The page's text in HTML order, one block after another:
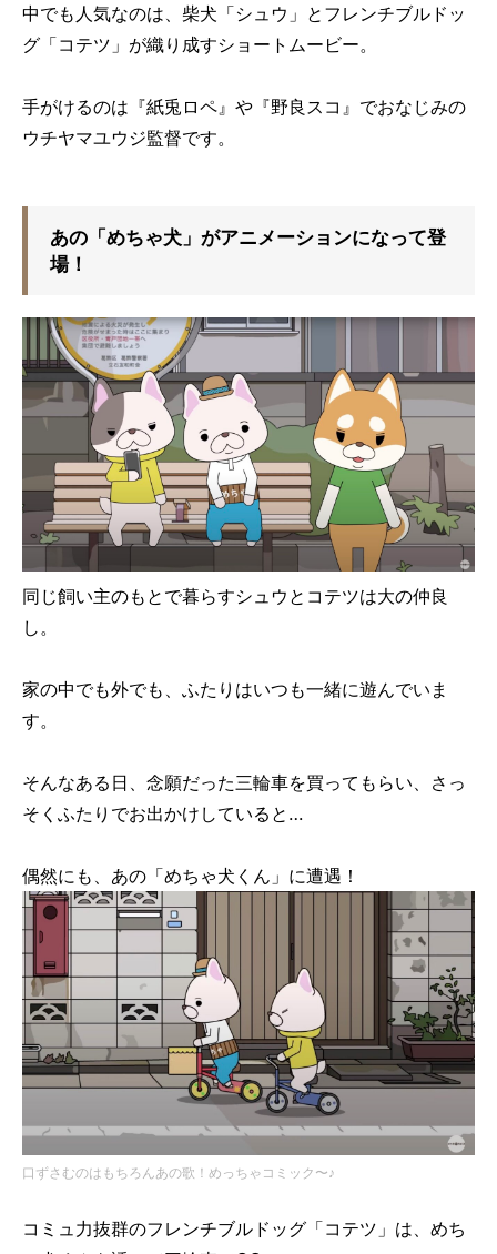
中でも人気なのは、柴犬「シュウ」とフレンチブルドッ
グ「コテツ」が織り成すショートムービー。
手がけるのは『紙兎ロペ』や『野良スコ』でおなじみの
ウチヤマユウジ監督です。
あの「めちゃ犬」がアニメーションになって登
場！
同じ飼い主のもとで暮らすシュウとコテツは大の仲良
し。
家の中でも外でも、ふたりはいつも一緒に遊んでいま
す。
そんなある日、念願だった三輪車を買ってもらい、さっ
そくふたりでお出かけしていると…
偶然にも、あの「めちゃ犬くん」に遭遇！
口ずさむのはもちろんあの歌！めっちゃコミック〜♪
コミュ力抜群のフレンチブルドッグ「コテツ」は、めち